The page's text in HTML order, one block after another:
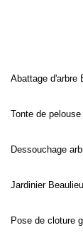
Abattage d'arbre
Tonte de
Dessouchage
Jardinier Beaulieu
Pose de cloture